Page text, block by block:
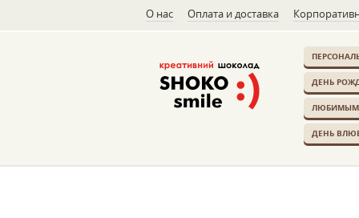
О нас Оплата и доставка
ДЕНЬ
ЛЮБИМЫМ
ДЕНЬ